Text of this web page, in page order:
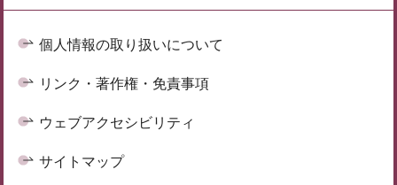
個人情報の取り扱いについて
リンク・著作権・免責事項
ウェブアクセシビリティ
サイトマップ